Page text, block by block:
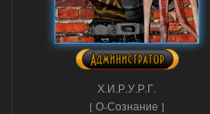
Х.И.Р.У.Р.Г.
[ О-Сознание ]